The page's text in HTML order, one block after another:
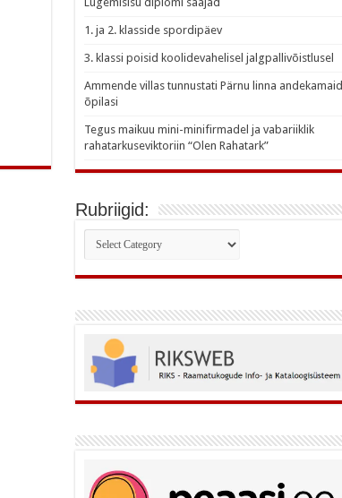
1. ja 2. klasside spordipäev
3. klassi poisid koolidevahelisel jalgpallivõistlusel
Ammende villas tunnustati Pärnu linna andekamaid
õpilasi
Tegus maikuu mini-minifirmadel ja vabariiklik
rahatarkuseviktoriin “Olen Rahatark”
Rubriigid:
Rubriigid: